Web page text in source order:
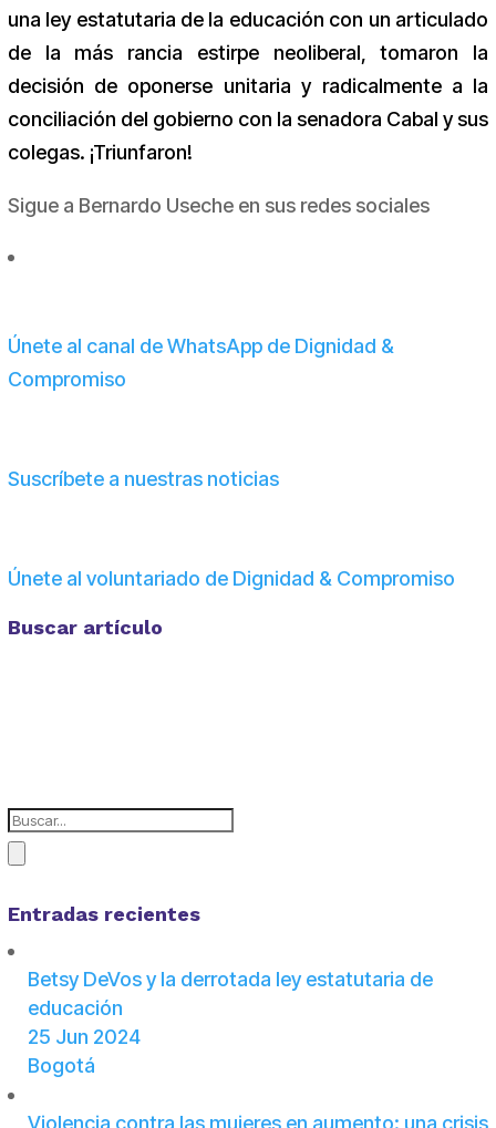
una ley estatutaria de la educación con un articulado
de la más rancia estirpe neoliberal, tomaron la
decisión de oponerse unitaria y radicalmente a la
conciliación del gobierno con la senadora Cabal y sus
colegas. ¡Triunfaron!
Sigue a Bernardo Useche en sus redes sociales
Únete al canal de WhatsApp de Dignidad &
Compromiso
Suscríbete a nuestras noticias
Únete al voluntariado de Dignidad & Compromiso
Buscar artículo
Entradas recientes
Betsy DeVos y la derrotada ley estatutaria de
educación
25 Jun 2024
Bogotá